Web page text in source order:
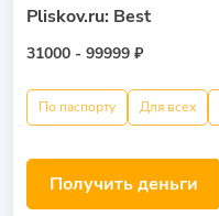
Pliskov.ru: Best
31000 - 99999 ₽
По паспорту Для всех
Получить деньги